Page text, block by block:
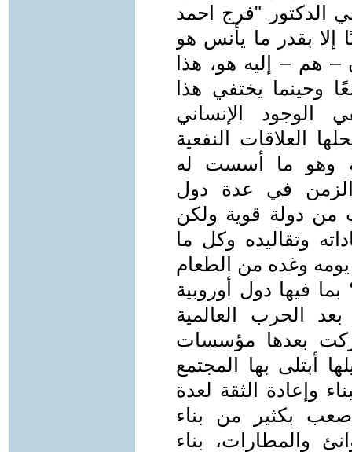
الدكتور "فرج احمد
إلا بقدر ما يأنس هو
– هم – إليه هو، هذا
وحينما يختفي هذا
الوجود الإنساني
العلاقات النفعية
وهو ما أسست له
الزمن في عدة دول
من دولة قوية ولكن
وتقاليده وكل ما
وغده من الطعام
فيها دول أوروبية
الحرب العالمية
بعدها مؤسسات
أبتلى بها المجتمع
وإعادة الثقة لعدة
بكثير من بناء
والمطارات، بناء